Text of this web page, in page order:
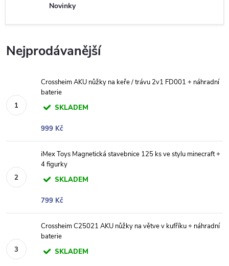
Novinky
Nejprodávanější
Crossheim AKU nůžky na keře / trávu 2v1 FD001 + náhradní
baterie
SKLADEM
999 Kč
iMex Toys Magnetická stavebnice 125 ks ve stylu minecraft +
4 figurky
SKLADEM
799 Kč
Crossheim C25021 AKU nůžky na větve v kufříku + náhradní
baterie
SKLADEM